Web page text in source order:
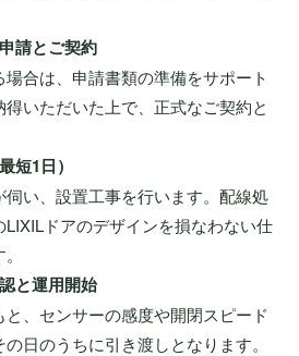
請とご契約
合は、申請書類の準備をサポート
得いただいた上で、正式なご契約と
短1日）
い、設置工事を行います。配線処
ドアのデザインを損なわない仕
と運用開始
、センサーの感度や開閉スピード
日のうちに引き渡しとなります。